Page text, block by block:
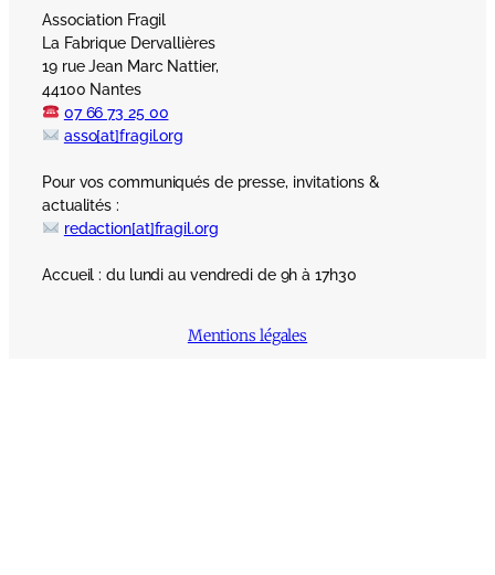
Association Fragil
La Fabrique Dervallières
19 rue Jean Marc Nattier,
44100 Nantes
07 66 73 25 00
asso[at]fragil.org
Pour vos communiqués de presse, invitations &
actualités :
redaction[at]fragil.org
Accueil : du lundi au vendredi de 9h à 17h30
Mentions légales